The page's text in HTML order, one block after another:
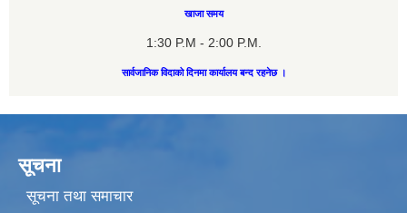
खाजा समय
1:30 P.M - 2:00 P.M.
सार्वजानिक विदाको दिनमा कार्यालय बन्द रहनेछ ।
सूचना
सूचना तथा समाचार